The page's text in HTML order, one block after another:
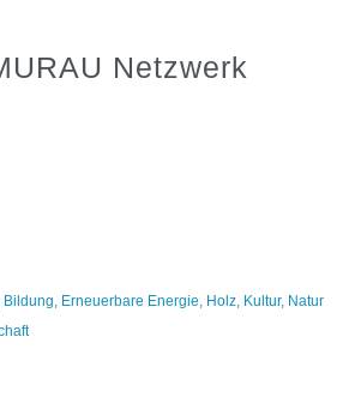
Netzwerk
Bildung, Erneuerbare Energie, Holz, Kultur, Natur